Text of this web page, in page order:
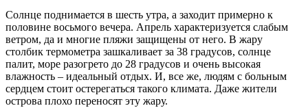
Солнце поднимается в шесть утра, а заходит примерно к
половине восьмого вечера. Апрель характеризуется слабым
ветром, да и многие пляжи защищены от него. В жару
столбик термометра зашкаливает за 38 градусов, солнце
палит, море разогрето до 28 градусов и очень высокая
влажность – идеальный отдых. И, все же, людям с больным
сердцем стоит остерегаться такого климата. Даже жители
острова плохо переносят эту жару.